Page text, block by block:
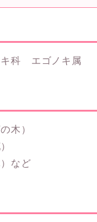
科 エゴノキ属
木）
など